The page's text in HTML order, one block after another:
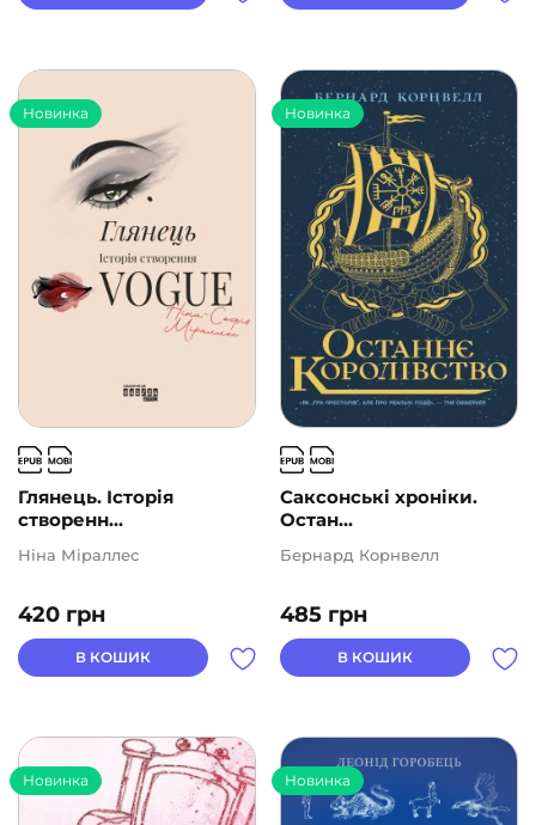
Глянець. Історія
створенн...
Новинка
420 грн
Ніна Міраллес
В КОШИК
Саксонські хроніки.
Остан...
Новинка
485 грн
Бернард Корнвелл
В КОШИК
Новинка Новинка